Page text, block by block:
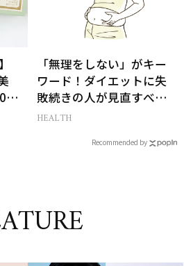
「無理をしない」がキー
ワード！ダイエットに失
敗続きの人が見直すべき
痩せるコツ５選【薬剤師
HEALTH
Recommended by